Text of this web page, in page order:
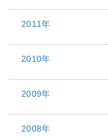
2011年
2010年
2009年
2008年